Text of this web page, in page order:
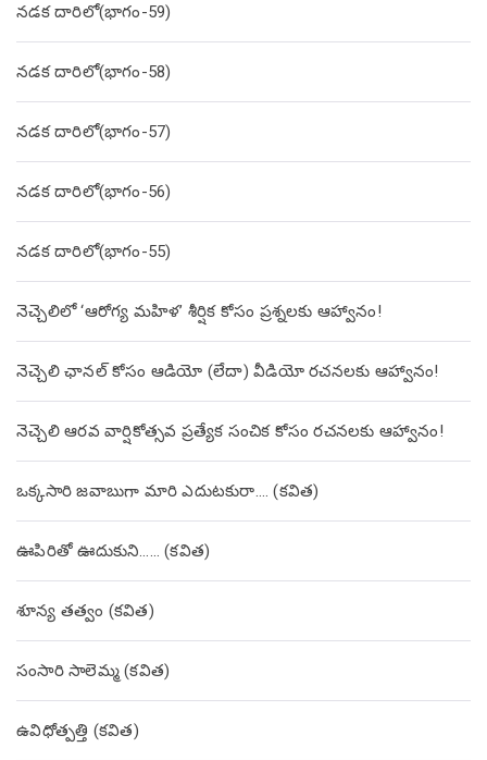
నడక దారిలో(భాగం-59)
నడక దారిలో(భాగం-58)
నడక దారిలో(భాగం-57)
నడక దారిలో(భాగం-56)
నడక దారిలో(భాగం-55)
నెచ్చెలిలో ‘ఆరోగ్య మహిళ’ శీర్షిక కోసం ప్రశ్నలకు ఆహ్వానం!
నెచ్చెలి ఛానల్ కోసం ఆడియో (లేదా) వీడియో రచనలకు ఆహ్వానం!
నెచ్చెలి ఆరవ వార్షికోత్సవ ప్రత్యేక సంచిక కోసం రచనలకు ఆహ్వానం!
ఒక్కసారి జవాబుగా మారి ఎదుటకురా…. (కవిత)
ఊపిరితో ఊదుకుని…… (కవిత)
శూన్య తత్వం (కవిత)
సంసారి సాలెమ్మ (కవిత)
ఉవిధోత్పత్తి (కవిత)